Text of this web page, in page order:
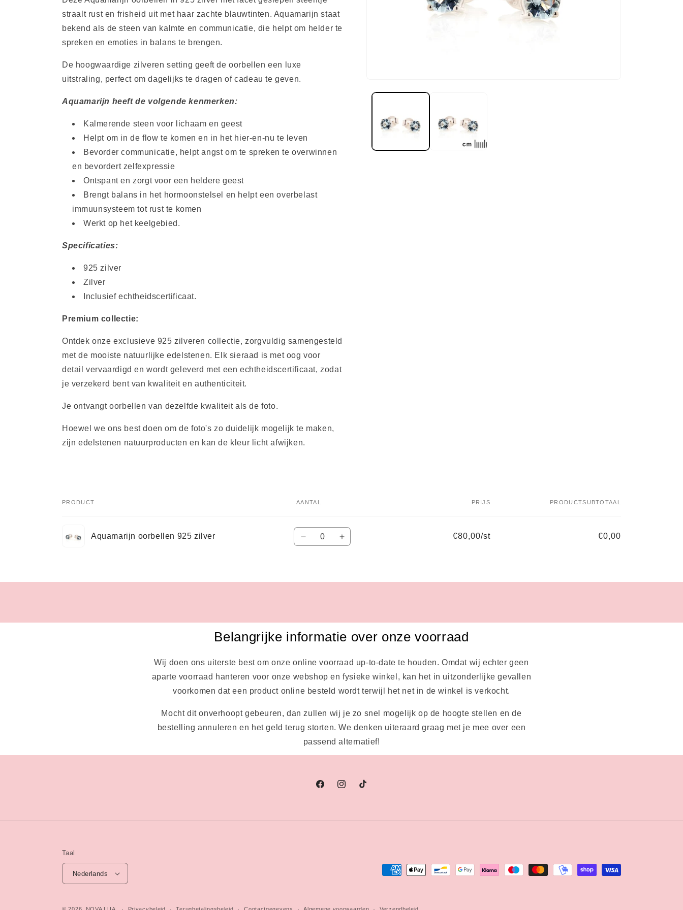
openen
straalt rust en frisheid uit met haar zachte blauwtinten. Aquamarijn staat
bekend als de steen van kalmte en communicatie, die helpt om helder te
spreken en emoties in balans te brengen.
De hoogwaardige zilveren setting geeft de oorbellen een luxe
uitstraling, perfect om dagelijks te dragen of cadeau te geven.
Aquamarijn heeft de volgende kenmerken:
Kalmerende steen voor lichaam en geest
Helpt om in de flow te komen en in het hier-en-nu te leven
Bevorder communicatie, helpt angst om te spreken te overwinnen
en bevordert zelfexpressie
Ontspant en zorgt voor een heldere geest
Brengt balans in het hormoonstelsel en helpt een overbelast
immuunsysteem tot rust te komen
Werkt op het keelgebied.
Specificaties:
925 zilver
Zilver
Inclusief echtheidscertificaat.
Premium collectie:
Ontdek onze exclusieve 925 zilveren collectie, zorgvuldig samengesteld
met de mooiste natuurlijke edelstenen. Elk sieraad is met oog voor
detail vervaardigd en wordt geleverd met een echtheidscertificaat, zodat
je verzekerd bent van kwaliteit en authenticiteit.
Je ontvangt oorbellen van dezelfde kwaliteit als de foto.
Hoewel we ons best doen om de foto's zo duidelijk mogelijk te maken,
zijn edelstenen natuurproducten en kan de kleur licht afwijken.
winkelwagen
PRODUCT AANTAL PRIJS PRODUCTSUBTOTAAL
Aquamarijn oorbellen 925 zilver
Aantal
Aantal
Title
Aantal
Title
€80,00/st €0,00
Belangrijke informatie over onze voorraad
Wij doen ons uiterste best om onze online voorraad up-to-date te houden. Omdat wij echter geen
aparte voorraad hanteren voor onze webshop en fysieke winkel, kan het in uitzonderlijke gevallen
voorkomen dat een product online besteld wordt terwijl het net in de winkel is verkocht.
Mocht dit onverhoopt gebeuren, dan zullen wij je zo snel mogelijk op de hoogte stellen en de
bestelling annuleren en het geld terug storten. We denken uiteraard graag met je mee over een
passend alternatief!
FacebookInstagramTikTok
Taal
Nederlands Betaalmethoden